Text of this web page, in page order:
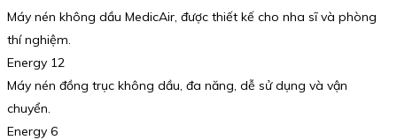
Máy nén không dầu MedicAir, được thiết kế cho nha sĩ và phòng
thí nghiệm.
Energy 12
Máy nén đồng trục không dầu, đa năng, dễ sử dụng và vận
chuyển.
Energy 6